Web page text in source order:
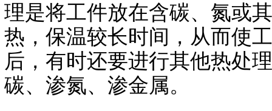
理是将工件放在含碳、氮或
热，保温较长时间，从而使
后，有时还要进行其他热处
碳、渗氮、渗金属。